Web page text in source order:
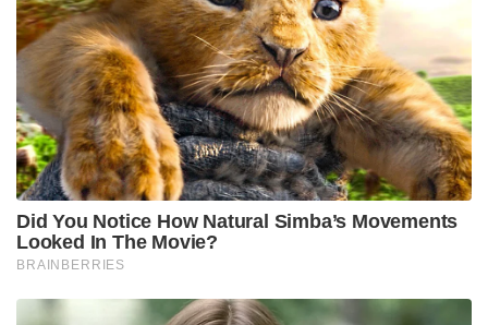
Did You Notice How Natural Simba’s Movements
Looked In The Movie?
BRAINBERRIES